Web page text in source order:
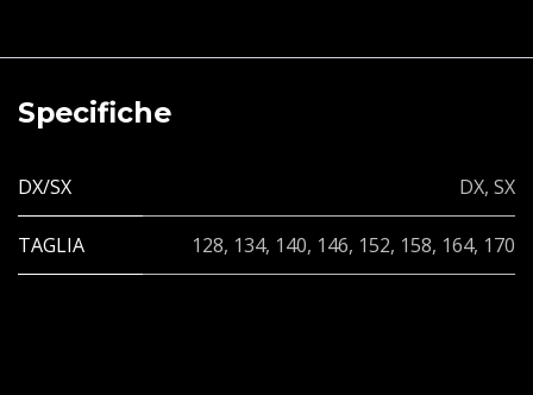
Specifiche
DX/SX DX, SX
TAGLIA 128, 134, 140, 146, 152, 158, 164, 170